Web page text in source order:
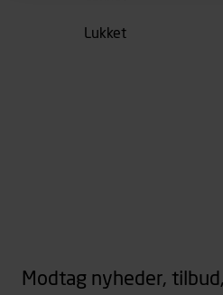
henblik på markedsføring,
personoplysninger om
Lukket
Modtag nyheder,